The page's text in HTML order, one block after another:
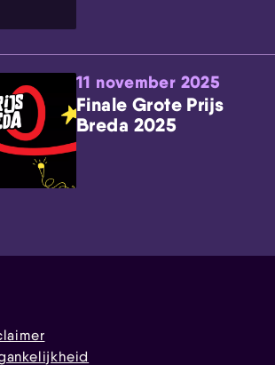
11 november 2025
Finale Grote Prijs
Breda 2025